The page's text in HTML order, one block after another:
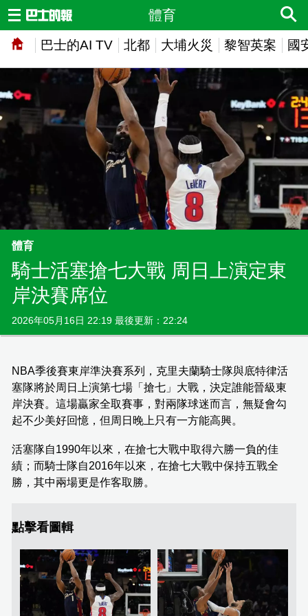
巴士的AI TV 北都 大埔火災 黎智英案 國
體育
體育
騎士活塞搶七大戰 周日上演定東
岸決賽席位
2026年05月16日 22:19 最後更新：22:24
NBA季後賽東岸準決賽系列，克里夫蘭騎士隊與底特律活
塞隊將於周日上演第七場「搶七」大戰，決定誰能晉級東
岸決賽。這場贏家全取賽事，對兩隊球迷而言，無疑會勾
起不少美好回憶，但周日晚上只有一方能高興。
活塞隊自1990年以來，在搶七大戰中取得六勝一負的佳
績；而騎士隊自2016年以來，在搶七大戰中保持五戰全
勝，其中兩場更是作客取勝。
點擊看圖輯